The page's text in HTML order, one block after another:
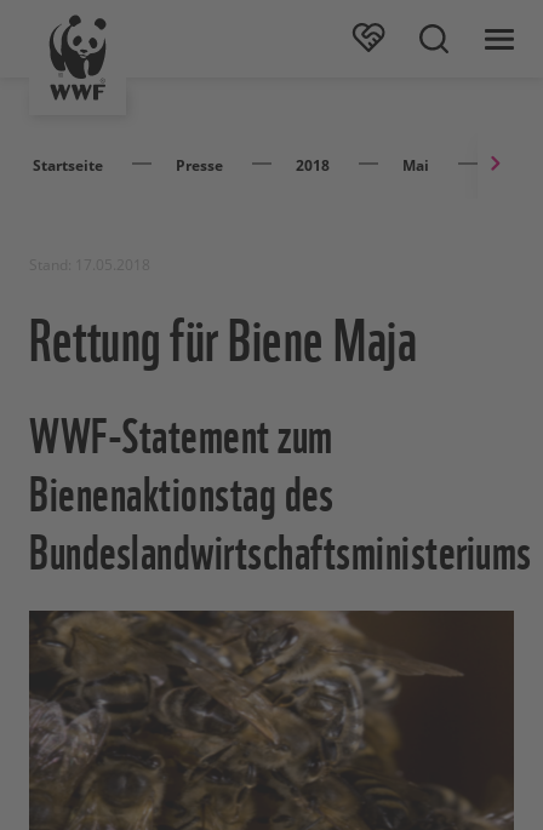
Startseite Presse 2018 Mai
Rettung für Biene Maja
WWF-Statement zum
Bienenaktionstag des
Bundeslandwirtschaftsministeriums